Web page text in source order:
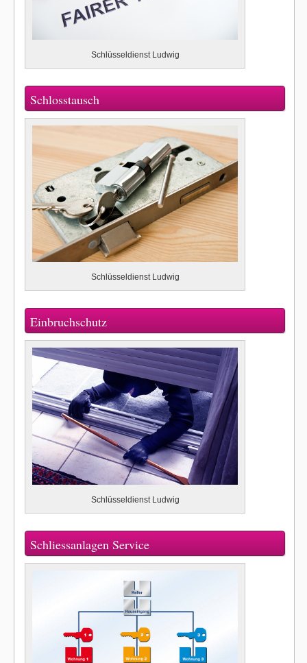
Schlüsseldienst Ludwig
Schlosstausch
Schlüsseldienst Ludwig
Einbruchschutz
Schlüsseldienst Ludwig
Schliessanlagen Service